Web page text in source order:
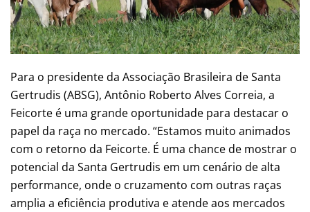
Para o presidente da Associação Brasileira de Santa
Gertrudis (ABSG), Antônio Roberto Alves Correia, a
Feicorte é uma grande oportunidade para destacar o
papel da raça no mercado. “Estamos muito animados
com o retorno da Feicorte. É uma chance de mostrar o
potencial da Santa Gertrudis em um cenário de alta
performance, onde o cruzamento com outras raças
amplia a eficiência produtiva e atende aos mercados